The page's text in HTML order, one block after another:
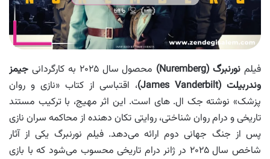
فیلم نورنبرگ(Nuremberg) محصول سال ۲۰۲۵ به کارگردانی
جیمز
وندربیلت (James Vanderbilt)
، اقتباسی از کتاب «نازی و روان‌
پزشک» نوشته جک ال. های است. این اثر مهیج، با ترکیب مستند
تاریخی و درام روان‌ شناختی، روایتی تکان‌ دهنده از محاکمه سران نازی
پس از جنگ جهانی دوم ارائه می‌دهد. فیلم نورنبرگ یکی از آثار
شاخص سال ۲۰۲۵ در ژانر درام تاریخی محسوب می‌شود که با بازی